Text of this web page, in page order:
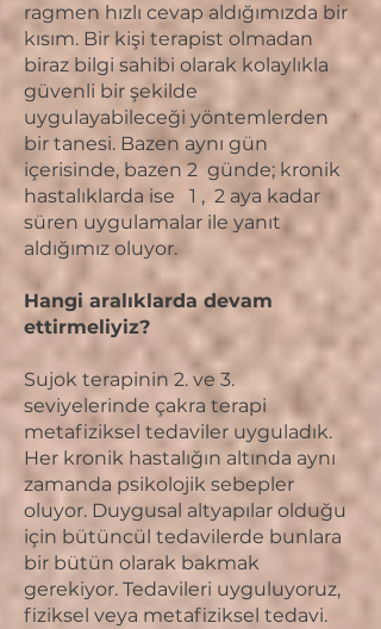
ragmen hızlı cevap aldığımızda bir
kısım. Bir kişi terapist olmadan
biraz bilgi sahibi olarak kolaylıkla
güvenli bir şekilde
uygulayabileceği yöntemlerden
bir tanesi. Bazen aynı gün
içerisinde, bazen 2 günde; kronik
hastalıklarda ise 1 , 2 aya kadar
süren uygulamalar ile yanıt
aldığımız oluyor.
Hangi aralıklarda devam
ettirmeliyiz?
Sujok terapinin 2. ve 3.
seviyelerinde çakra terapi
metafiziksel tedaviler uyguladık.
Her kronik hastalığın altında aynı
zamanda psikolojik sebepler
oluyor. Duygusal altyapılar olduğu
için bütüncül tedavilerde bunlara
bir bütün olarak bakmak
gerekiyor. Tedavileri uyguluyoruz,
fiziksel veya metafiziksel tedavi.